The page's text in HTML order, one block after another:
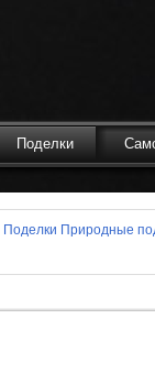
Поделки
Поделки Природные